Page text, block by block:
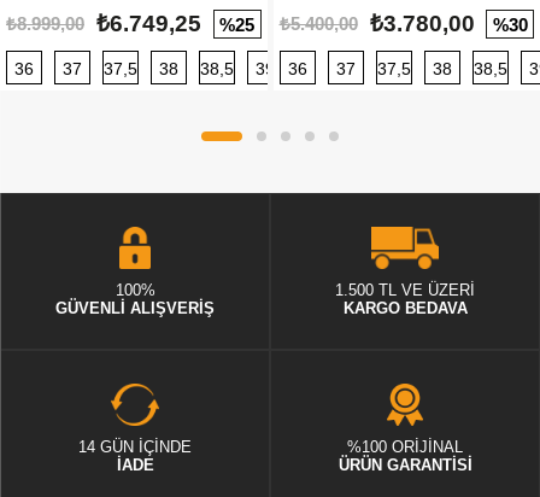
₺8.999,00 ₺6.749,25 %25
36 37 37,5 38 38,5 39 40 40,5 41 42 42,5
₺5.400,00 ₺3.780,00 %30
36 37 37,5 38 38,5
100%
GÜVENLİ ALIŞVERİŞ
1.500 TL VE ÜZERİ
KARGO BEDAVA
14 GÜN İÇİNDE
İADE
%100 ORİJİNAL
ÜRÜN GARANTİSİ